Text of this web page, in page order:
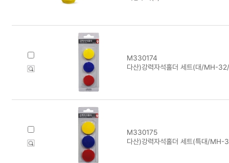
M330174
다산)강력자석홀더 세트(대/MH-
M330175
다산)강력자석홀더 세트(특대/